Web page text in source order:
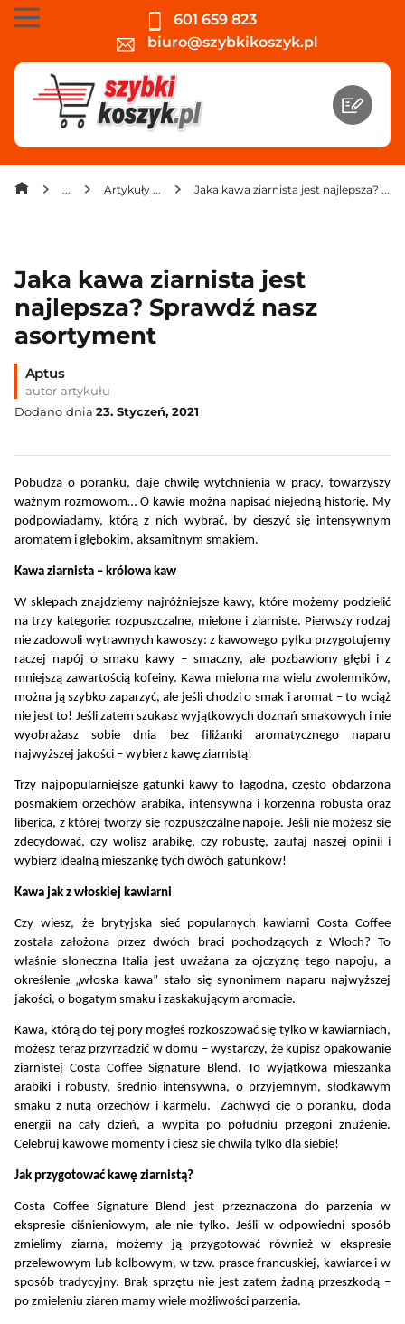
601 659 823
biuro@szybkikoszyk.pl
Artykuły spożywcze Jaka kawa ziarnista jest najlepsza? Sprawdź nasz asortyment
Jaka kawa ziarnista jest
najlepsza? Sprawdź nasz
asortyment
Aptus
autor artykułu
Dodano dnia 23. Styczeń, 2021
Pobudza o poranku, daje chwilę wytchnienia w pracy, towarzyszy
ważnym rozmowom… O kawie można napisać niejedną historię. My
podpowiadamy, którą z nich wybrać, by cieszyć się intensywnym
aromatem i głębokim, aksamitnym smakiem.
Kawa ziarnista – królowa kaw
W sklepach znajdziemy najróżniejsze kawy, które możemy podzielić
na trzy kategorie: rozpuszczalne, mielone i ziarniste. Pierwszy rodzaj
nie zadowoli wytrawnych kawoszy: z kawowego pyłku przygotujemy
raczej napój o smaku kawy – smaczny, ale pozbawiony głębi i z
mniejszą zawartością kofeiny. Kawa mielona ma wielu zwolenników,
można ją szybko zaparzyć, ale jeśli chodzi o smak i aromat – to wciąż
nie jest to! Jeśli zatem szukasz wyjątkowych doznań smakowych i nie
wyobrażasz sobie dnia bez filiżanki aromatycznego naparu
najwyższej jakości – wybierz kawę ziarnistą!
Trzy najpopularniejsze gatunki kawy to łagodna, często obdarzona
posmakiem orzechów arabika, intensywna i korzenna robusta oraz
liberica, z której tworzy się rozpuszczalne napoje. Jeśli nie możesz się
zdecydować, czy wolisz arabikę, czy robustę, zaufaj naszej opinii i
wybierz idealną mieszankę tych dwóch gatunków!
Kawa jak z włoskiej kawiarni
Czy wiesz, że brytyjska sieć popularnych kawiarni Costa Coffee
została założona przez dwóch braci pochodzących z Włoch? To
właśnie słoneczna Italia jest uważana za ojczyznę tego napoju, a
określenie „włoska kawa” stało się synonimem naparu najwyższej
jakości, o bogatym smaku i zaskakującym aromacie.
Kawa, którą do tej pory mogłeś rozkoszować się tylko w kawiarniach,
możesz teraz przyrządzić w domu – wystarczy, że kupisz opakowanie
ziarnistej Costa Coffee Signature Blend. To wyjątkowa mieszanka
arabiki i robusty, średnio intensywna, o przyjemnym, słodkawym
smaku z nutą orzechów i karmelu.  Zachwyci cię o poranku, doda
energii na cały dzień, a wypita po południu przegoni znużenie.
Celebruj kawowe momenty i ciesz się chwilą tylko dla siebie!
Jak przygotować kawę ziarnistą?
Costa Coffee Signature Blend jest przeznaczona do parzenia w
ekspresie ciśnieniowym, ale nie tylko. Jeśli w odpowiedni sposób
zmielimy ziarna, możemy ją przygotować również w ekspresie
przelewowym lub kolbowym, w tzw. prasce francuskiej, kawiarce i w
sposób tradycyjny. Brak sprzętu nie jest zatem żadną przeszkodą –
po zmieleniu ziaren mamy wiele możliwości parzenia.